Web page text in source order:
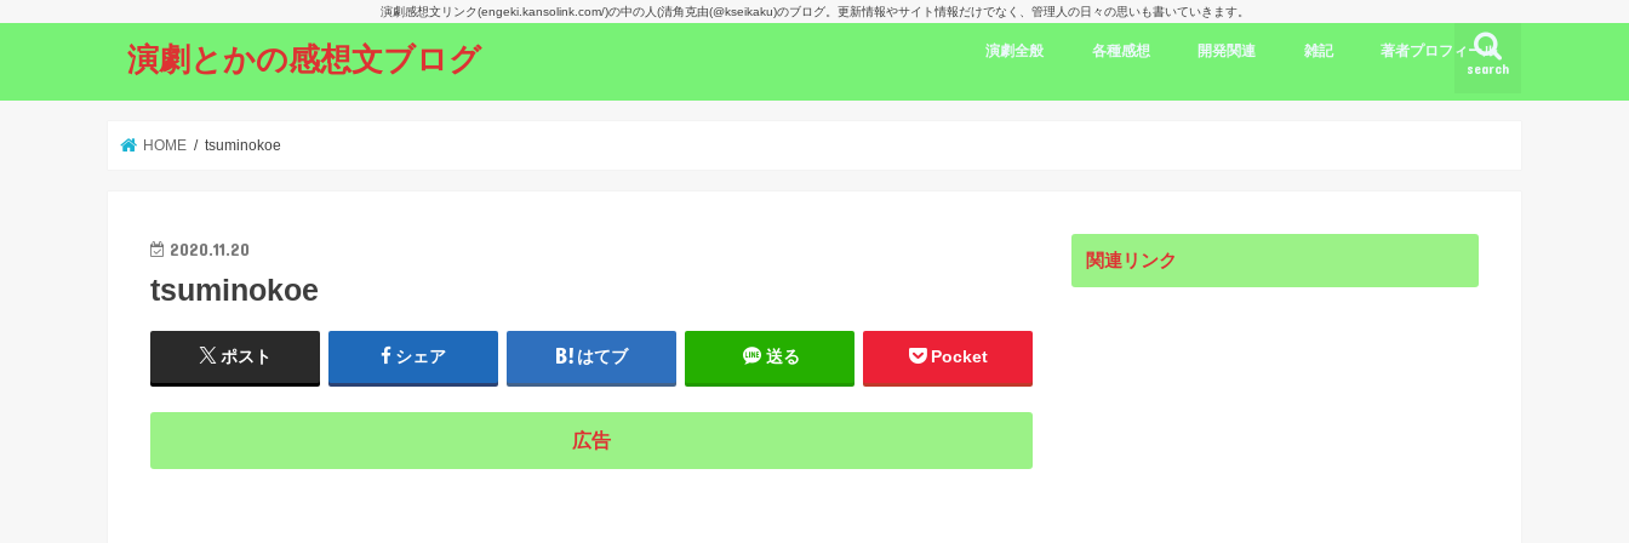
演劇感想文リンク(engeki.kansolink.com/)の中の人(清角克由(@kseikaku)のブログ。更新情報やサイト情報だけでなく、管理人の日々の思いも書いていきます。
演劇とかの感想文ブログ search
演劇全般
演劇感想文リンク
舞台で見た人のドラマ出演情報
楽しみな舞台！
演劇賞
各種感想
劇評 海外劇評
書評 KDP
映画評
旅行記
開発関連
開発言語
iPhone/Mac
WordPress
Ubuntu
集合知/人工知能
雑記
日本
アメリカ
韓国
中国
著者プロフィール
HOME tsuminokoe
2020.11.20
tsuminokoe
ポスト シェア はてブ 送る Pocket
広告
関連リンク